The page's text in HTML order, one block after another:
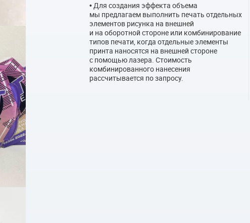
• Для создания эффекта объема
мы предлагаем выполнить печать отдельных
элементов рисунка на внешней
и на оборотной стороне или комбинирование
типов печати, когда отдельные элементы
принта наносятся на внешней стороне
с помощью лазера. Стоимость
комбинированного нанесения
рассчитывается по запросу.